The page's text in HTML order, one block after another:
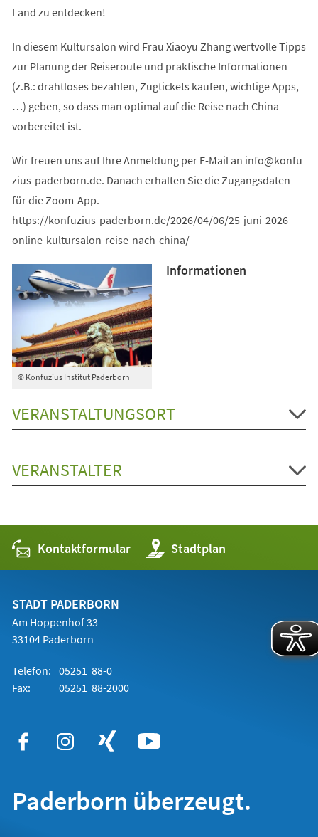
Land zu entdecken!
In diesem Kultursalon wird Frau Xiaoyu Zhang wertvolle Tipps
zur Planung der Reiseroute und praktische Informationen
(z.B.: drahtloses bezahlen, Zugtickets kaufen, wichtige Apps,
…) geben, so dass man optimal auf die Reise nach China
vorbereitet ist.
Wir freuen uns auf Ihre Anmeldung per E-Mail an info
konfu
zius-paderborn de. Danach erhalten Sie die Zugangsdaten
für die Zoom-App.
https://konfuzius-paderborn.de/2026/04/06/25-juni-2026-
online-kultursalon-reise-nach-china/
© Konfuzius Institut Paderborn
Informationen
VERANSTALTUNGSORT
VERANSTALTER
Kontaktformular Stadtplan
(Öffnet
in
einem
STADT PADERBORN
Am Hoppenhof 33
33104 Paderborn
Telefon: 05251 88-0
Fax:
05251 88-2000
Paderborn überzeugt.